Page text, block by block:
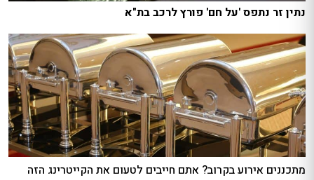
נתין זר נתפס 'על חם' פורץ לרכב בת"א
מתכננים אירוע בקרוב? אתם חייבים לטעום את הקייטרינג הזה